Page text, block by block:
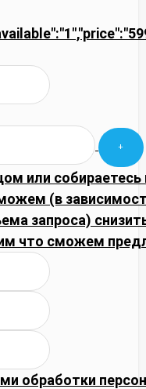
или собираетесь
(в
запроса)
что сможем
обработки